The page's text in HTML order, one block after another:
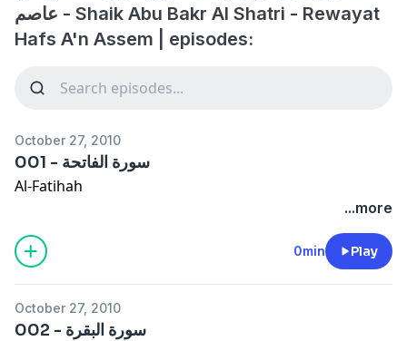
عاصم - Shaik Abu Bakr Al Shatri - Rewayat
Hafs A'n Assem | episodes:
October 27, 2010
001 - سورة الفاتحة
Al-Fatihah
...more
0min Play
October 27, 2010
002 - سورة البقرة